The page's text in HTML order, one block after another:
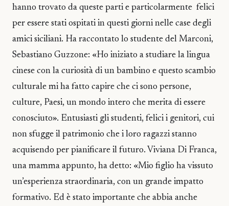
hanno trovato da queste parti e particolarmente felici
per essere stati ospitati in questi giorni nelle case degli
amici siciliani. Ha raccontato lo studente del Marconi,
Sebastiano Guzzone: «Ho iniziato a studiare la lingua
cinese con la curiosità di un bambino e questo scambio
culturale mi ha fatto capire che ci sono persone,
culture, Paesi, un mondo intero che merita di essere
conosciuto». Entusiasti gli studenti, felici i genitori, cui
non sfugge il patrimonio che i loro ragazzi stanno
acquisendo per pianificare il futuro. Viviana Di Franca,
una mamma appunto, ha detto: «Mio figlio ha vissuto
un’esperienza straordinaria, con un grande impatto
formativo. Ed è stato importante che abbia anche